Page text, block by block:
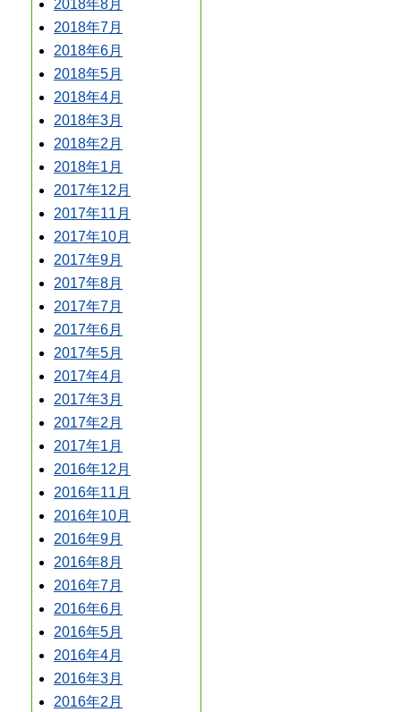
2018年8月
2018年7月
2018年6月
2018年5月
2018年4月
2018年3月
2018年2月
2018年1月
2017年12月
2017年11月
2017年10月
2017年9月
2017年8月
2017年7月
2017年6月
2017年5月
2017年4月
2017年3月
2017年2月
2017年1月
2016年12月
2016年11月
2016年10月
2016年9月
2016年8月
2016年7月
2016年6月
2016年5月
2016年4月
2016年3月
2016年2月